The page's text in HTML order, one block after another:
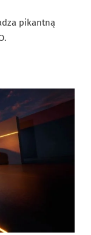
pikantną